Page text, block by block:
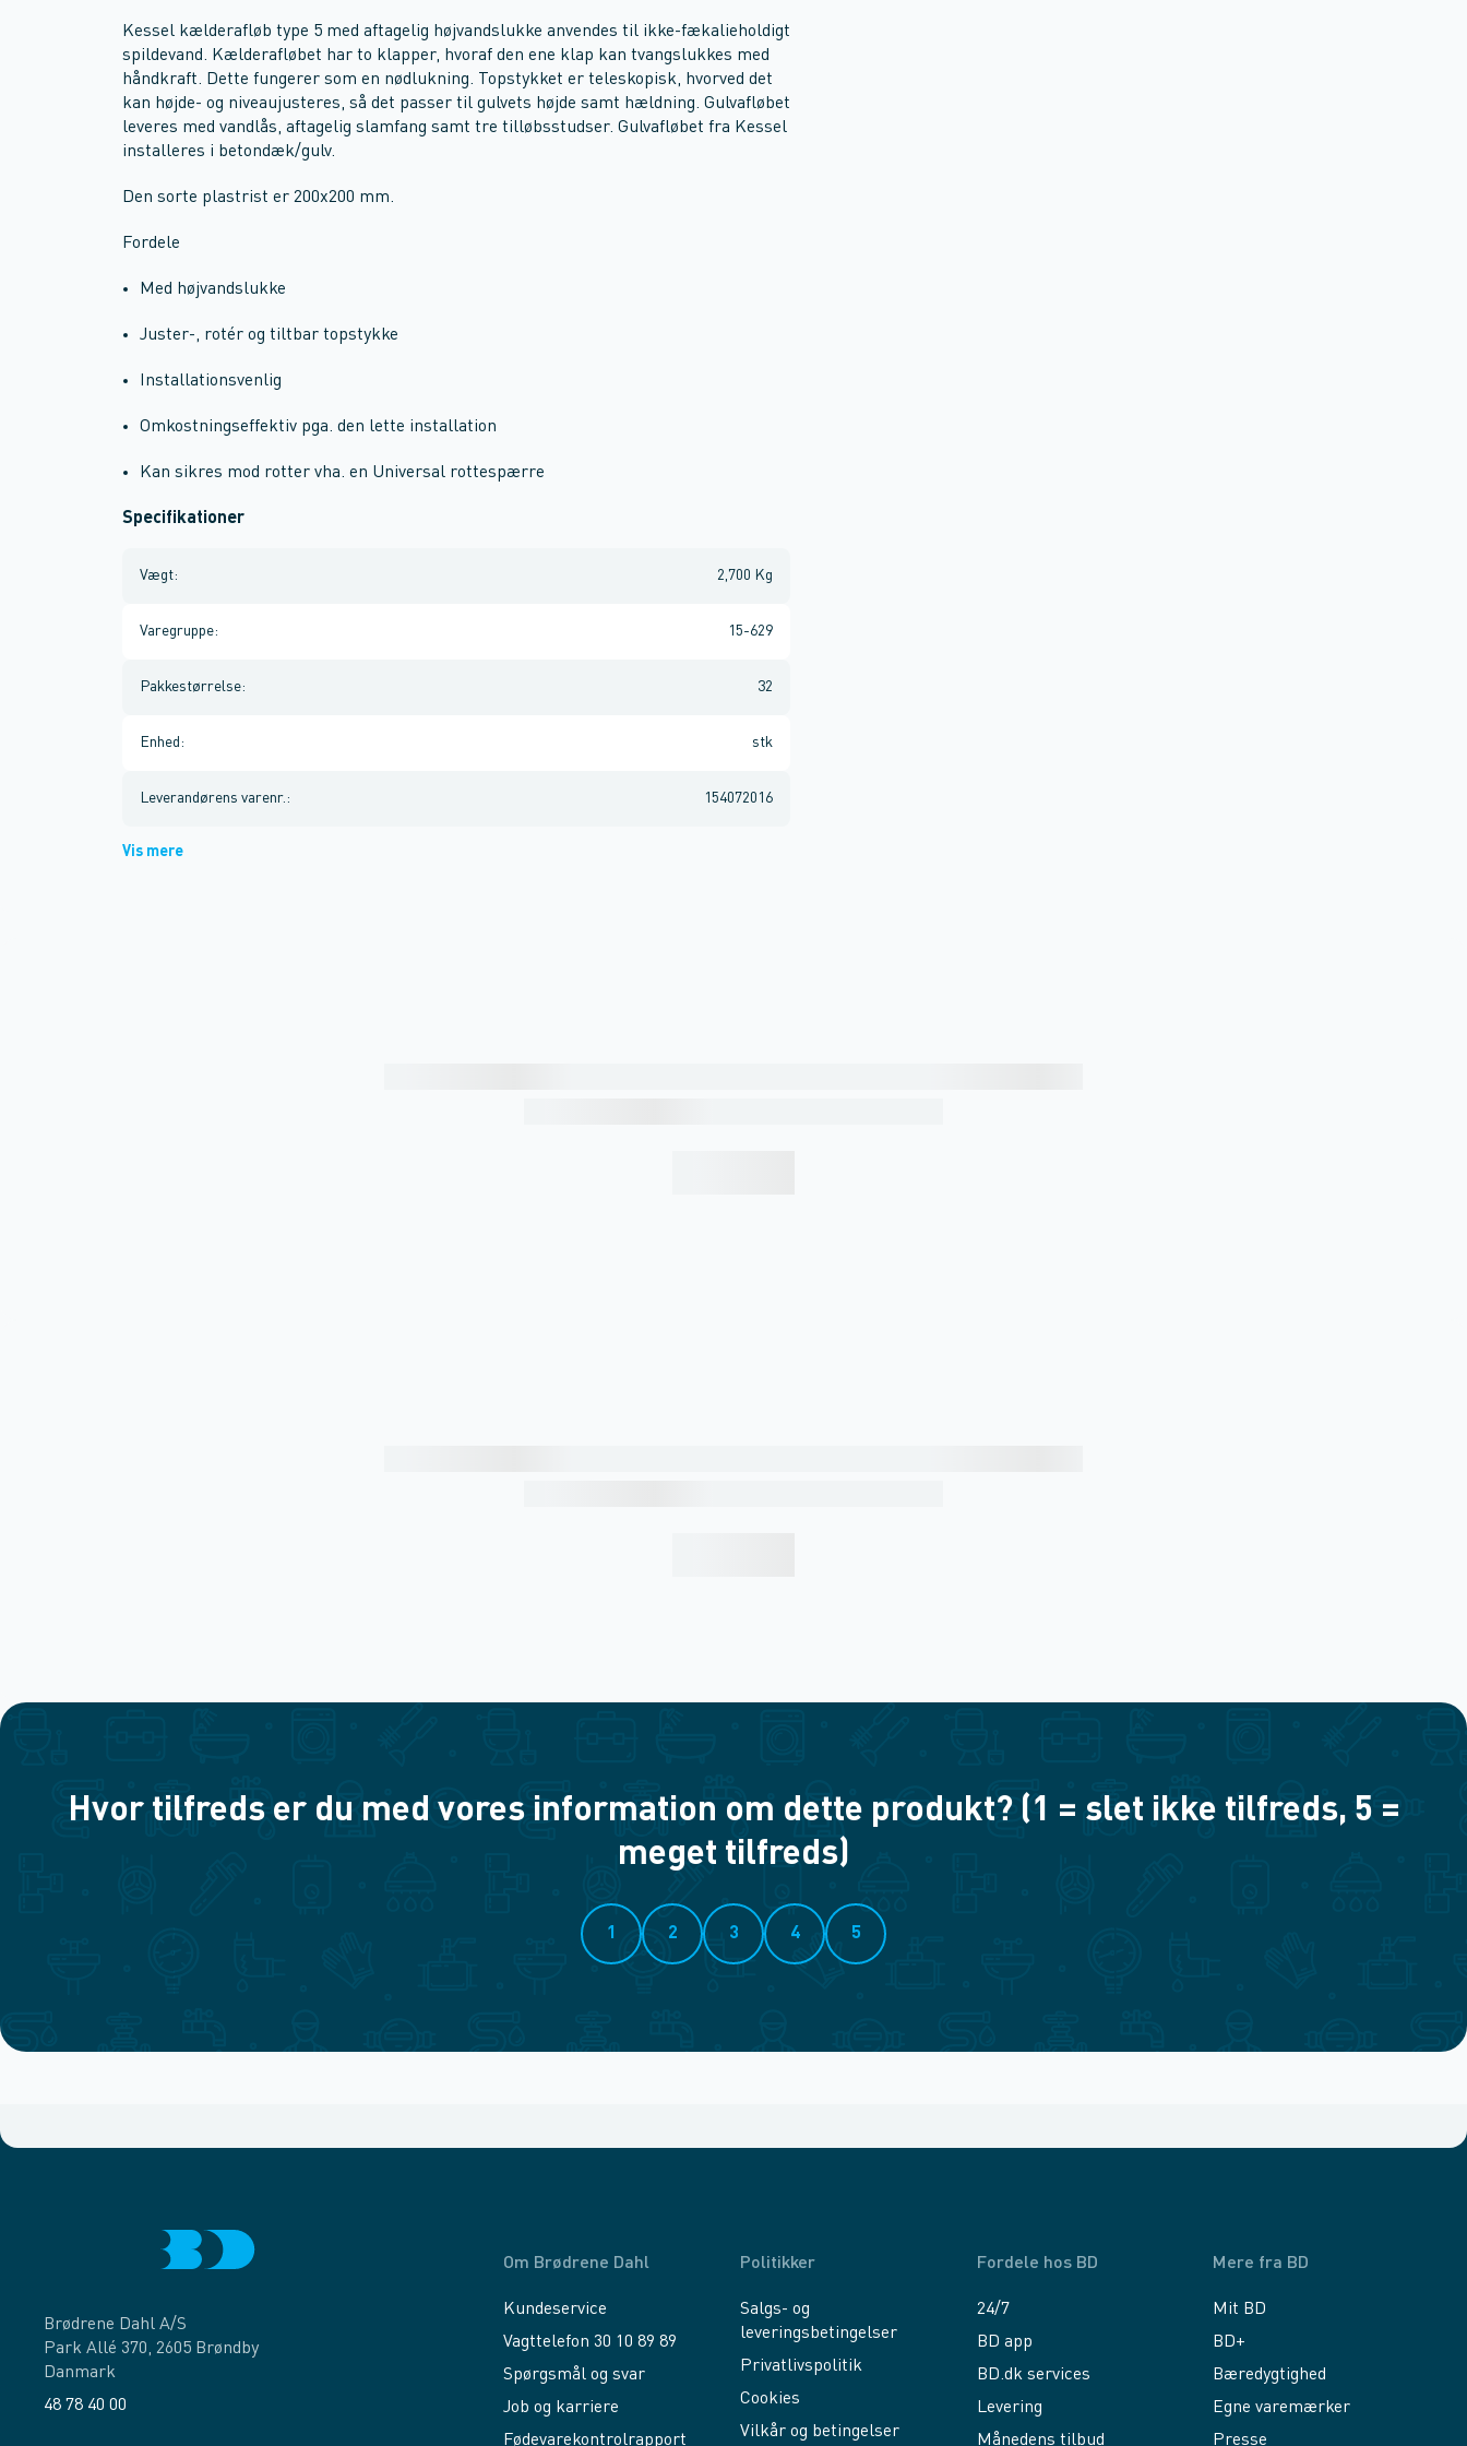
Kessel kælderafløb type 5 med aftagelig højvandslukke anvendes til ikke-fækalieholdigt
spildevand. Kælderafløbet har to klapper, hvoraf den ene klap kan tvangslukkes med
håndkraft. Dette fungerer som en nødlukning. Topstykket er teleskopisk, hvorved det
kan højde- og niveaujusteres, så det passer til gulvets højde samt hældning. Gulvafløbet
leveres med vandlås, aftagelig slamfang samt tre tilløbsstudser. Gulvafløbet fra Kessel
installeres i betondæk/gulv.
Den sorte plastrist er 200x200 mm.
Fordele
Med højvandslukke
Juster-, rotér og tiltbar topstykke
Installationsvenlig
Omkostningseffektiv pga. den lette installation
Kan sikres mod rotter vha. en Universal rottespærre
Specifikationer
Vægt: 2,700 Kg
Varegruppe: 15-629
Pakkestørrelse: 32
Enhed : stk
Leverandørens varenr. : 154072016
Vis mere
Hvor tilfreds er du med vores information om dette produkt? (1 = slet ikke tilfreds, 5 =
meget tilfreds)
1 2 3 4 5
Brødrene Dahl A/S
Park Allé 370, 2605 Brøndby
Danmark
48 78 40 00
Om Brødrene Dahl
Kundeservice
Vagttelefon 30 10 89 89
Spørgsmål og svar
Job og karriere
Fødevarekontrolrapport
Politikker
Salgs- og
leveringsbetingelser
Privatlivspolitik
Cookies
Vilkår og betingelser
Fordele hos BD
24/7
BD app
BD.dk services
Levering
Månedens tilbud
Mere fra BD
Mit BD
BD+
Bæredygtighed
Egne varemærker
Presse